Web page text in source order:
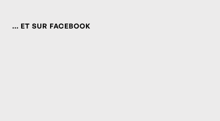
… ET SUR FACEBOOK